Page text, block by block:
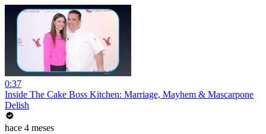
0:37
Inside The Cake Boss Kitchen: Marriage, Mayhem & Mascarpone
Delish
hace 4 meses